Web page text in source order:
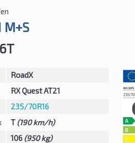
M+S
RoadX
RX Quest AT21
235/70R16
T (190 km/h)
106 (950 kg)